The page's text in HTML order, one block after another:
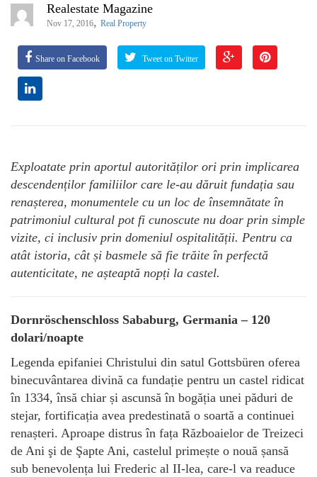
Realestate Magazine
Nov 17, 2016, Real Property
Share on Facebook Tweet on Twitter
Exploatate prin aportul autorităților ori prin implicarea
descendenților familiilor care le-au dăruit fundația sau
renașterea, monumentele cu un loc de însemnătate în
patrimoniul cultural pot fi cunoscute nu doar prin simple
vizite, ci inclusiv prin domeniul ospitalității. Pentru ca
atât istoria, cât și basmele să fie trăite în perfectă
autenticitate, ne așteaptă nopți la castel.
Dornröschenschloss Sababurg, Germania – 120
dolari/noapte
Legenda epifaniei Christului din satul Gottsbüren oferea
binecuvântarea divină ca fundație pentru un castel ridicat
în 1334, însă chiar și ascunsă în bogăția unei păduri de
stejar, fortificația avea predestinată o soartă a continuei
renașteri. Aproape distrus în fața Războaielor de Treizeci
de Ani şi de Şapte Ani, castelul primește o nouă șansă
sub benevolența lui Frederic al II-lea, care-l va readuce